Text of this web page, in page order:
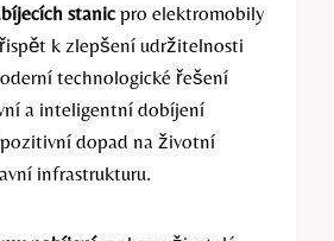
stanic pro elektromobily
k zlepšení udržitelnosti
technologické řešení
a inteligentní dobíjení
dopad na životní
infrastrukturu.